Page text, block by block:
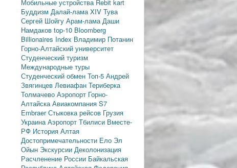
Мобильные устройства Rebit kart
Буддизм Далай-лама XIV Тува
Сергей Шойгу Арам-ламаДаши
Намдаков top-10 Bloomberg
Billionaires Index Владимир Потанин
Горно-Алтайский университет
Студенческий туризм
Международные туры
Студенческий обмен Топ-5 Андрей
Звягинцев Левиафан Териберка
Толмачево Аэропорт Горно-
АлтайскаАвиакомпания S7
EmbraerСтыковка рейсов Грузия
УкраинаАэропорт Тбилиси Вместе-
РФ История Алтая
Достопримечательности Ело Эл
Ойын Экскурсии Деколонизация
Расчленение России Байкальская